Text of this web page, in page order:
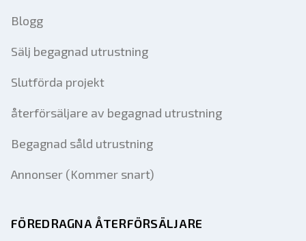
Blogg
Sälj begagnad utrustning
Slutförda projekt
återförsäljare av begagnad utrustning
Begagnad såld utrustning
Annonser (Kommer snart)
FÖREDRAGNA ÅTERFÖRSÄLJARE